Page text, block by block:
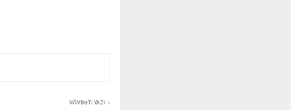
NÖVBƏTI YAZI